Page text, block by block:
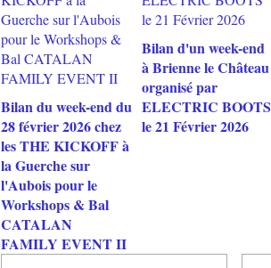
Bilan du week-end du
28 février 2026 chez
les THE KICKOFF à
la Guerche sur
l'Aubois pour le
Workshops & Bal
CATALAN
FAMILY EVENT II
Bilan d'un week-end
à Brienne le Château
organisé par
ELECTRIC BOOTS
le 21 Février 2026